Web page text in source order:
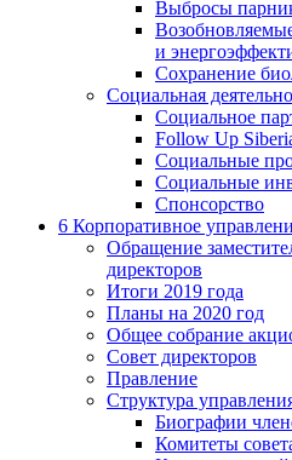
Выбросы
и
Сохранение
Социальная
Социальное
Follow Up
Социальные
Социальные
Спонсорство
6 Корпоративное
Обращение
директоров
Итоги 2019 года
Планы на 2020 год
Общее собрание
Совет директоров
Правление
Структура
Биографии
Комитеты